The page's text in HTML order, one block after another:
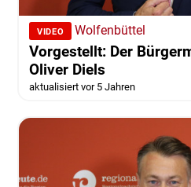
VIDEO Wolfenbüttel
Vorgestellt: Der
Oliver Diels
aktualisiert vor 5 Jahren